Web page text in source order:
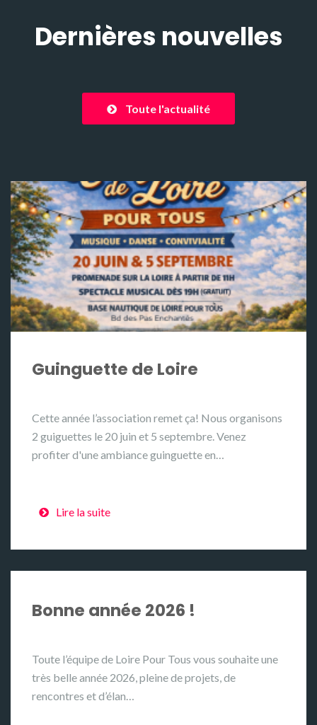
Dernières nouvelles
Toute l'actualité
Guinguette de Loire
Cette année l’association remet ça! Nous organisons
2 guiguettes le 20 juin et 5 septembre. Venez
profiter d'une ambiance guinguette en…
Lire la suite
Bonne année 2026 !
Toute l’équipe de Loire Pour Tous vous souhaite une
très belle année 2026, pleine de projets, de
rencontres et d’élan…